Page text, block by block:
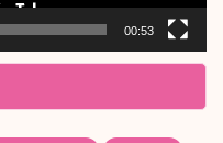
00:53